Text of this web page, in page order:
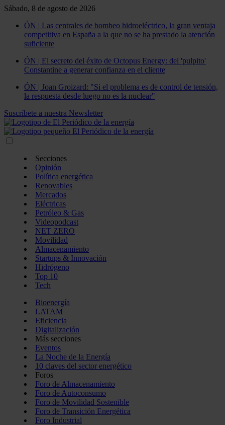
Sábado, 8 de agosto de 2026
ÓN | Las centrales de bombeo hidroeléctrico, la gran ventaja
competitiva en España a la que no se ha prestado la atención
suficiente
ÓN | El secreto del éxito de Octopus Energy: del 'pulpito'
Constantine a generar confianza en el cliente
ÓN | Joan Groizard: "Si el problema es de control de tensión,
la respuesta desde luego no es la nuclear"
Suscríbete a nuestra Newsletter
Secciones
Opinión
Política energética
Renovables
Mercados
Eléctricas
Petróleo & Gas
Videopodcast
NET ZERO
Movilidad
Almacenamiento
Startups & Innovación
Hidrógeno
Top 10
Tech
Bioenergía
LATAM
Eficiencia
Digitalización
Más secciones
Eventos
La Noche de la Energía
10 claves del sector energético
Foros
Foro de Almacenamiento
Foro de Autoconsumo
Foro de Movilidad Sostenible
Foro de Transición Energética
Foro Industrial